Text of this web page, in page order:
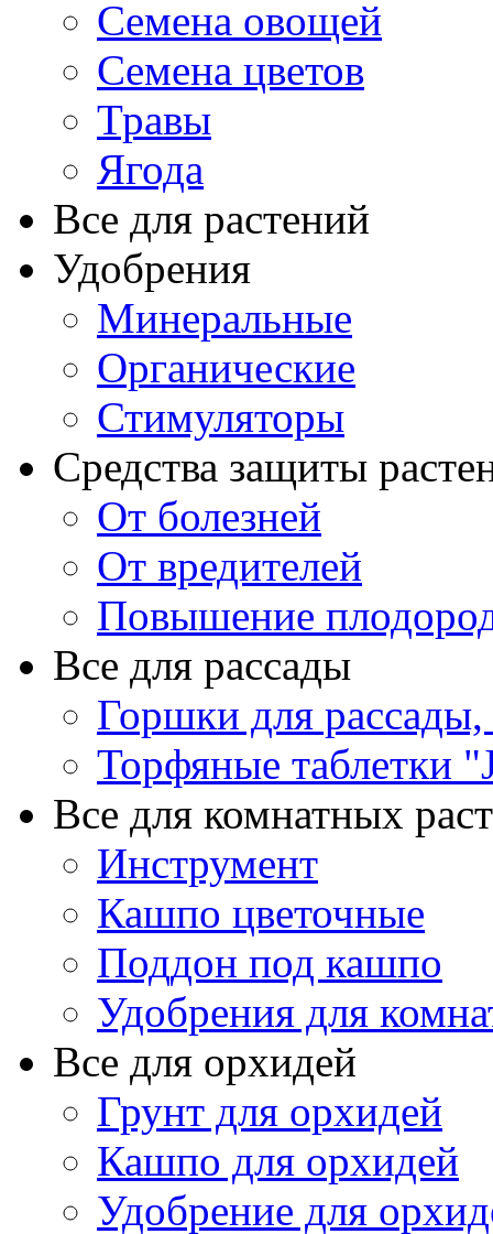
Семена овощей
Семена цветов
Травы
Ягода
Все для растений
Удобрения
Минеральные
Органические
Стимуляторы
Средства защиты
От болезней
От вредителей
Повышение
Все для рассады
Горшки для рассады,
Торфяные таблетки
Все для комнатных
Инструмент
Кашпо цветочные
Поддон под кашпо
Удобрения для
Все для орхидей
Грунт для орхидей
Кашпо для орхидей
Удобрение для